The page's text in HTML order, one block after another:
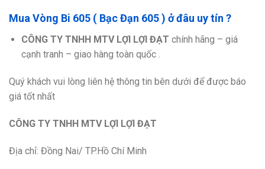
Mua Vòng Bi 605 ( Bạc Đạn 605 ) ở đâu uy tín ?
CÔNG TY TNHH MTV LỢI LỢI ĐẠT chính hãng – giá
cạnh tranh – giao hàng toàn quốc .
Quý khách vui lòng liên hệ thông tin bên dưới để được báo
giá tốt nhất
CÔNG TY TNHH MTV LỢI LỢI ĐẠT
Địa chỉ: Đồng Nai/ TP.Hồ Chí Minh